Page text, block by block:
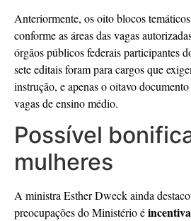
Anteriormente, os oito blocos
conforme as áreas das vagas
órgãos públicos federais participantes
sete editais foram para cargos que
instrução, e apenas o oitavo
vagas de ensino médio.
Possível
mulheres
A ministra Esther Dweck ainda
preocupações do Ministério é